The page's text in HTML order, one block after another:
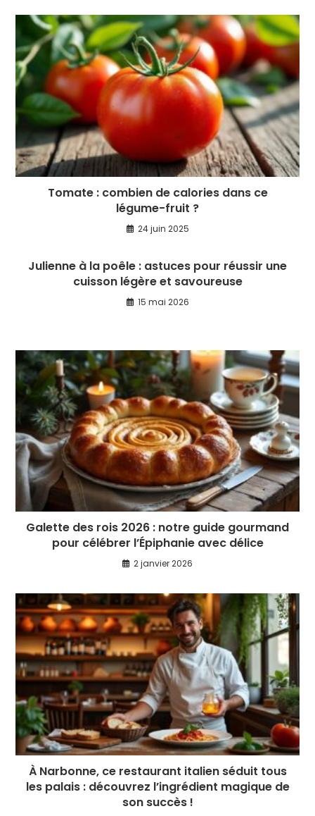
Tomate : combien de calories dans ce
légume-fruit ?
24 juin 2025
Julienne à la poêle : astuces pour réussir une
cuisson légère et savoureuse
15 mai 2026
Galette des rois 2026 : notre guide gourmand
pour célébrer l’Épiphanie avec délice
2 janvier 2026
À Narbonne, ce restaurant italien séduit tous
les palais : découvrez l’ingrédient magique de
son succès !